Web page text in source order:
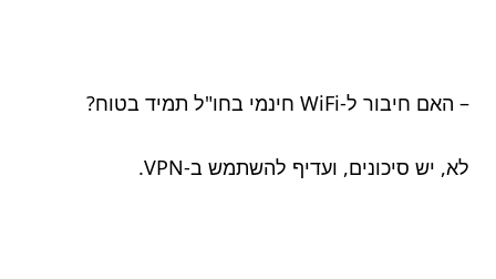
– האם חיבור ל-WiFi חינמי בחו"ל תמיד בטוח?
לא, יש סיכונים, ועדיף להשתמש ב-VPN.